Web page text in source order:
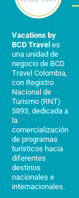
Vacations by
BCD Travel es
una unidad de
negocio de BCD
Travel Colombia,
con Registro
Nacional de
Turismo (RNT)
5893, dedicada a
la
comercialización
de programas
turísticos hacia
diferentes
destinos
nacionales e
internacionales.